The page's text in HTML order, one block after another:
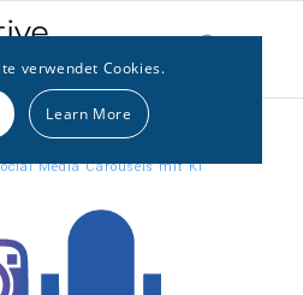
Media Carousels mit KI
verwendet Cookies.
Learn More